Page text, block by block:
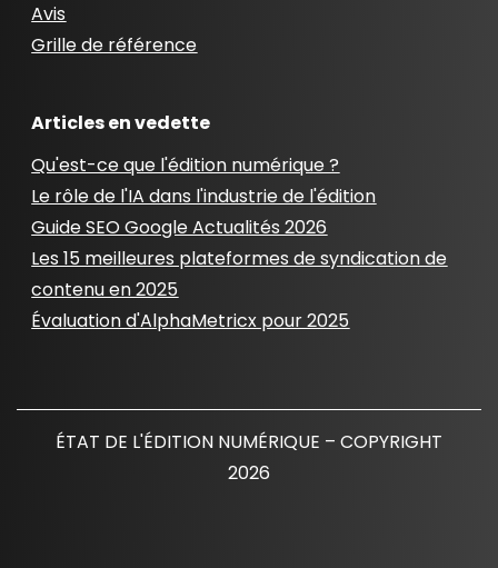
Avis
Grille de référence
Articles en vedette
Qu'est-ce que l'édition numérique ?
Le rôle de l'IA dans l'industrie de l'édition
Guide SEO Google Actualités 2026
Les 15 meilleures plateformes de syndication de
contenu en 2025
Évaluation d'AlphaMetricx pour 2025
ÉTAT DE L'ÉDITION NUMÉRIQUE – COPYRIGHT
2026